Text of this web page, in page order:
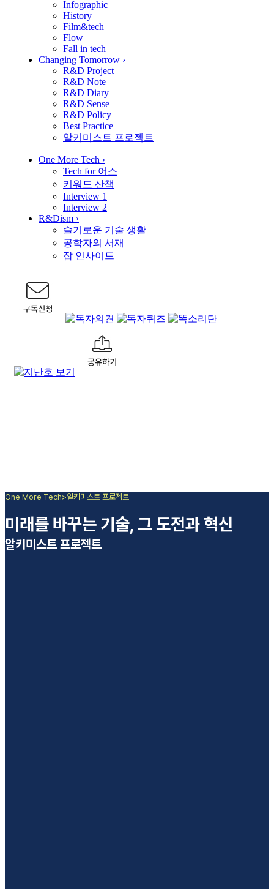
Infographic
History
Film&tech
Flow
Fall in tech
Changing Tomorrow ›
R&D Project
R&D Note
R&D Diary
R&D Sense
R&D Policy
Best Practice
알키미스트 프로젝트
One More Tech ›
Tech for 어스
키워드 산책
Interview 1
Interview 2
R&Dism ›
슬기로운 기술 생활
공학자의 서재
잡 인사이드
One More Tech>알키미스트 프로젝트
미래를 바꾸는 기술, 그 도전과 혁신
알키미스트 프로젝트